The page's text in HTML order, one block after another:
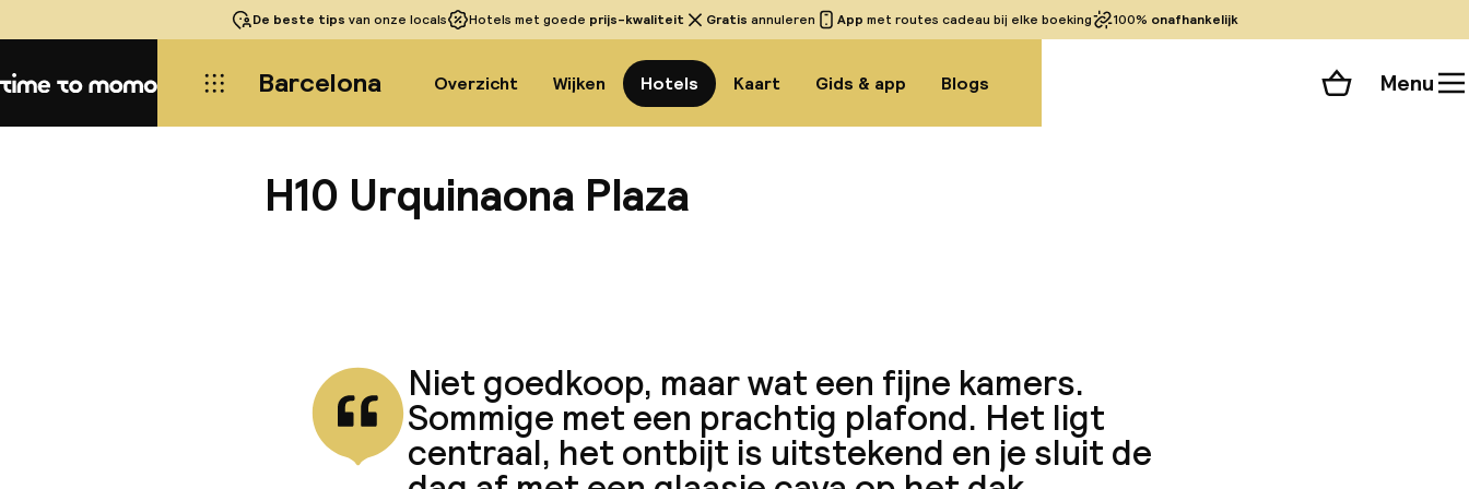
De beste tips van onze locals Hotels met goede prijs-kwaliteit Gratis annuleren App met routes cadeau bij elke boeking 100% onafhankelijk
Home Barcelona Overzicht Wijken Hotels Kaart Gids & app Blogs Winkelmand
Menu
H10 Urquinaona Plaza
Niet goedkoop, maar wat een fijne kamers.
Sommige met een prachtig plafond. Het ligt
centraal, het ontbijt is uitstekend en je sluit de